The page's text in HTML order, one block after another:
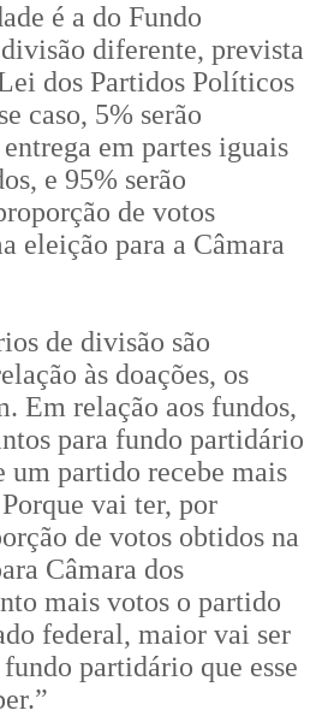
é a do Fundo
diferente, prevista
dos Partidos Políticos
caso, 5% serão
em partes iguais
e 95% serão
de votos
eleição para a Câmara
de divisão são
às doações, os
Em relação aos fundos,
para fundo partidário
um partido recebe mais
vai ter, por
de votos obtidos na
Câmara dos
mais votos o partido
federal, maior vai ser
partidário que esse